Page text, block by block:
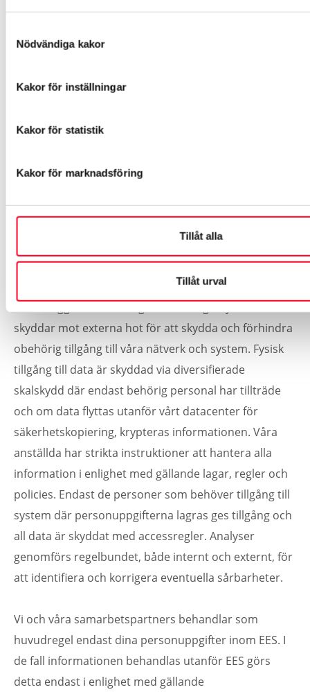
Nödvändiga kakor
Kakor för inställningar
Kakor för statistik
Kakor för marknadsföring
Tillåt alla
Tillåt urval
tilläggstjänster eller produkter som levereras av
någon av våra samarbetspartners (t.ex.
Hur skyddar vi dina personuppgifter?
Vi, och i förekommande fall våra samarbetspartners,
har vidtagit flera säkerhetsåtgärder för att skydda de
personuppgifter som behandlas. Vi har redundanta
skyddar mot externa hot för att skydda och förhindra
obehörig tillgång till våra nätverk och system. Fysisk
tillgång till data är skyddad via diversifierade
skalskydd där endast behörig personal har tillträde
och om data flyttas utanför vårt datacenter för
säkerhetskopiering, krypteras informationen. Våra
anställda har strikta instruktioner att hantera alla
information i enlighet med gällande lagar, regler och
policies. Endast de personer som behöver tillgång till
system där personuppgifterna lagras ges tillgång och
all data är skyddat med accessregler. Analyser
genomförs regelbundet, både internt och externt, för
att identifiera och korrigera eventuella sårbarheter.
Vi och våra samarbetspartners behandlar som
huvudregel endast dina personuppgifter inom EES. I
de fall informationen behandlas utanför EES görs
detta endast i enlighet med gällande